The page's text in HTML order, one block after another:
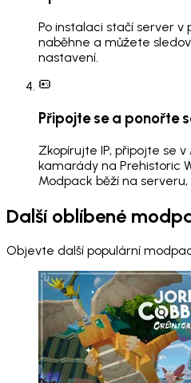
Po instalaci stačí server v
naběhne a můžete
nastavení.
Připojte se a ponořte
Zkopírujte IP, připojte se
kamarády na Prehistoric
Modpack běží na serveru,
Další oblíbené
Objevte další populární